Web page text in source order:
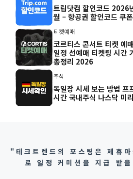
트립닷컴 할인코드 2026
월 – 항공권 할인코드 쿠폰
티켓예매
코르티스 콘서트 티켓 예
일정 선예매 티켓팅 시간
총정리 2026
주식
독일장 시세 보는 방법 프
시간 국내주식 나스닥 미
"테크트렌드의 포스팅은 제휴
로 일정 커미션을 지급 받